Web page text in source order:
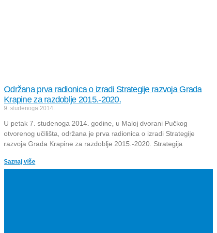
Održana prva radionica o izradi Strategije razvoja Grada
Krapine za razdoblje 2015.-2020.
9. studenoga 2014.
U petak 7. studenoga 2014. godine, u Maloj dvorani Pučkog
otvorenog učilišta, održana je prva radionica o izradi Strategije
razvoja Grada Krapine za razdoblje 2015.-2020. Strategija
Saznaj više